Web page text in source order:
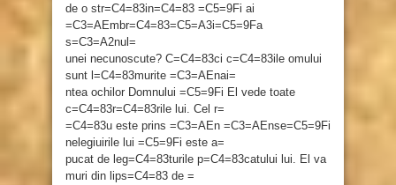
de o str=C4=83in=C4=83 =C5=9Fi ai
=C3=AEmbr=C4=83=C5=A3i=C5=9Fa
s=C3=A2nul=
unei necunoscute? C=C4=83ci c=C4=83ile omului
sunt l=C4=83murite =C3=AEnai=
ntea ochilor Domnului =C5=9Fi El vede toate
c=C4=83r=C4=83rile lui. Cel r=
=C4=83u este prins =C3=AEn =C3=AEnse=C5=9Fi
nelegiuirile lui =C5=9Fi este a=
pucat de leg=C4=83turile p=C4=83catului lui. El va
muri din lips=C4=83 de =